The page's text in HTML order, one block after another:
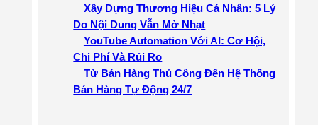
Xây Dựng Thương Hiệu Cá Nhân: 5 Lý
Do Nội Dung Vẫn Mờ Nhạt
YouTube Automation Với AI: Cơ Hội,
Chi Phí Và Rủi Ro
Từ Bán Hàng Thủ Công Đến Hệ Thống
Bán Hàng Tự Động 24/7